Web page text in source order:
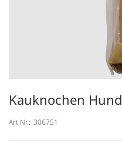
Kauknochen Hund
Art.Nr.: 306751